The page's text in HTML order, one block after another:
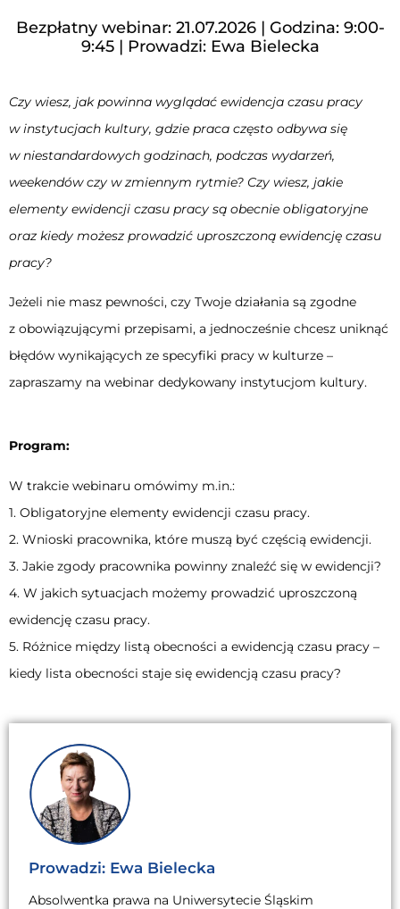
Bezpłatny webinar: 21.07.2026 | Godzina: 9:00-
9:45 | Prowadzi: Ewa Bielecka
Czy wiesz, jak powinna wyglądać ewidencja czasu pracy
w instytucjach kultury, gdzie praca często odbywa się
w niestandardowych godzinach, podczas wydarzeń,
weekendów czy w zmiennym rytmie? Czy wiesz, jakie
elementy ewidencji czasu pracy są obecnie obligatoryjne
oraz kiedy możesz prowadzić uproszczoną ewidencję czasu
pracy?
Jeżeli nie masz pewności, czy Twoje działania są zgodne
z obowiązującymi przepisami, a jednocześnie chcesz uniknąć
błędów wynikających ze specyfiki pracy w kulturze –
zapraszamy na webinar dedykowany instytucjom kultury.
Program:
W trakcie webinaru omówimy m.in.:
1. Obligatoryjne elementy ewidencji czasu pracy.
2. Wnioski pracownika, które muszą być częścią ewidencji.
3. Jakie zgody pracownika powinny znaleźć się w ewidencji?
4. W jakich sytuacjach możemy prowadzić uproszczoną
ewidencję czasu pracy.
5. Różnice między listą obecności a ewidencją czasu pracy –
kiedy lista obecności staje się ewidencją czasu pracy?
Prowadzi: Ewa Bielecka
Absolwentka prawa na Uniwersytecie Śląskim